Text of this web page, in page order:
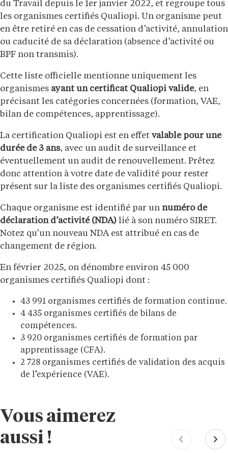
du Travail depuis le 1er janvier 2022, et regroupe tous
les organismes certifiés Qualiopi. Un organisme peut
en être retiré en cas de cessation d’activité, annulation
ou caducité de sa déclaration (absence d’activité ou
BPF non transmis).
Cette liste officielle mentionne uniquement les
organismes ayant un certificat Qualiopi valide, en
précisant les catégories concernées (formation, VAE,
bilan de compétences, apprentissage).
La certification Qualiopi est en effet valable pour une
durée de 3 ans, avec un audit de surveillance et
éventuellement un audit de renouvellement. Prêtez
donc attention à votre date de validité pour rester
présent sur la liste des organismes certifiés Qualiopi.
Chaque organisme est identifié par un numéro de
déclaration d’activité (NDA) lié à son numéro SIRET.
Notez qu’un nouveau NDA est attribué en cas de
changement de région.
En février 2025, on dénombre environ 45 000
organismes certifiés Qualiopi dont :
43 991 organismes certifiés de formation continue.
4 435 organismes certifiés de bilans de
compétences.
3 920 organismes certifiés de formation par
apprentissage (CFA).
2 728 organismes certifiés de validation des acquis
de l’expérience (VAE).
Vous aimerez
aussi !